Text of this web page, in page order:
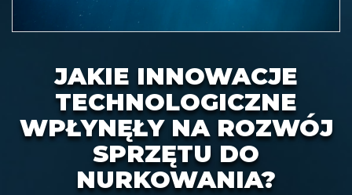
JAKIE INNOWACJE
TECHNOLOGICZNE
WPŁYNĘŁY NA ROZWÓJ
SPRZĘTU DO
NURKOWANIA?